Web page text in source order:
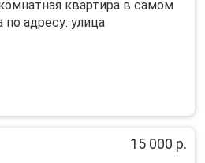
квартира в самом
адресу: улица
15 000 р.